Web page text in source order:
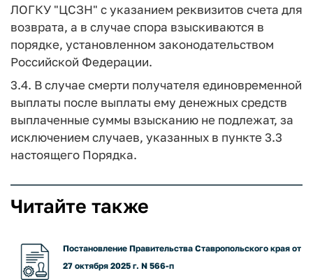
ЛОГКУ "ЦСЗН" с указанием реквизитов счета для
возврата, а в случае спора взыскиваются в
порядке, установленном законодательством
Российской Федерации.
3.4. В случае смерти получателя единовременной
выплаты после выплаты ему денежных средств
выплаченные суммы взысканию не подлежат, за
исключением случаев, указанных в пункте 3.3
настоящего Порядка.
Читайте также
Постановление Правительства Ставропольского края от
27 октября 2025 г. N 566-п